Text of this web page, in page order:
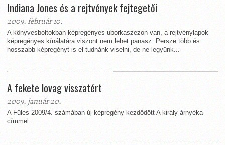
Indiana Jones és a rejtvények fejtegetői
2009. február 10.
A könyvesboltokban képregényes uborkaszezon van, a rejtvénylapok
képregényes kínálatára viszont nem lehet panasz. Persze több és
hosszabb képregényt is el tudnánk viselni, de ne legyünk...
A fekete lovag visszatért
2009. január 20.
A Füles 2009/4. számában új képregény kezdődött A király árnyéka
címmel.